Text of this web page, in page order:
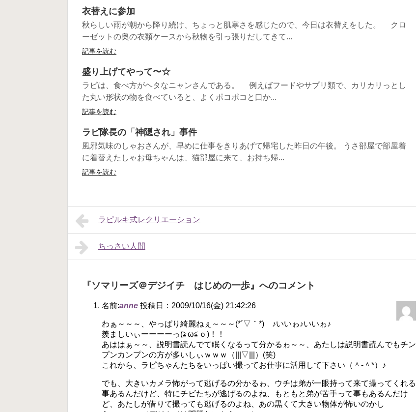
衣替えに参加
秋らしい雨が朝から降り続け、ちょっと肌寒さを感じたので、今日は衣替えをした。 クロ
ーゼットの奥の衣類ケースから秋物を引っ張りだしてきて...
記事を読む
盛り上げてやって〜☆
ラピは、食べ方がヘタなニャンさんである。 例えばフードやサプリ類で、カリカリっとし
た丸い形状の物を食べていると、よくポコポコと口か...
記事を読む
ラピ隊長の「神隠され」事件
風邪気味のしゃおさんが、早めに仕事をきりあげて帰宅した昨日の午後。 うさ部屋で部屋着
に着替えたしゃお母ちゃんは、猫部屋に来て、お持ち帰...
記事を読む
ラピルキ式レクリエーション
ちっさい人間
『ソマリーズ＠デジイチ はじめの一歩』へのコメント
名前:anne 投稿日：2009/10/16(金) 21:42:26
わぁ～～～、やっぱり綺麗ねぇ～～～(*´▽｀*)ゞ♪いいゎ♪いいゎ♪
羨ましいぃーーーーっ(≧ω≦ｏ)！！
あははぁ～～、説明書読んでて眠くなるって分かるゎ～～、あたしは説明書読んでもチン
プンカンプンの方が多いしぃｗｗｗ（|||▽|||）(笑)
これから、ラピちゃんたちをいっぱい撮ってお仕事に活用して下さい（＾-＾*）♪
でも、大きいカメラ怖がって逃げるの分かるゎ、ウチは弟が一眼持って来て撮ってくれる
事あるんだけど、特にチビたちが逃げるのよね、もともと弟が苦手って事もあるんだけ
ど、あたしが借りて撮っても逃げるのよね、あの黒くて大きい物体が怖いのかし